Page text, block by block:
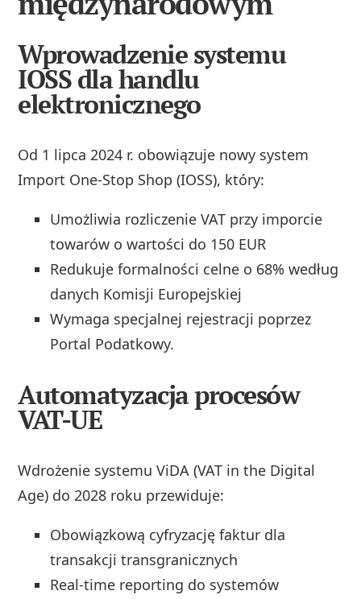
Wprowadzenie systemu
IOSS dla handlu
elektronicznego
Od 1 lipca 2024 r. obowiązuje nowy system
Import One-Stop Shop (IOSS), który:
Umożliwia rozliczenie VAT przy imporcie
towarów o wartości do 150 EUR
Redukuje formalności celne o 68% według
danych Komisji Europejskiej
Wymaga specjalnej rejestracji poprzez
Portal Podatkowy.
Automatyzacja procesów
VAT-UE
Wdrożenie systemu ViDA (VAT in the Digital
Age) do 2028 roku przewiduje:
Obowiązkową cyfryzację faktur dla
transakcji transgranicznych
Real-time reporting do systemów